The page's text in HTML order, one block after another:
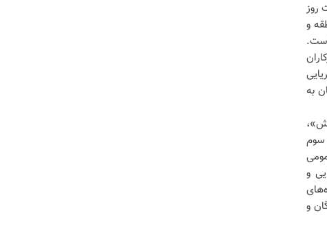
روز
و
به
سوم
و
و